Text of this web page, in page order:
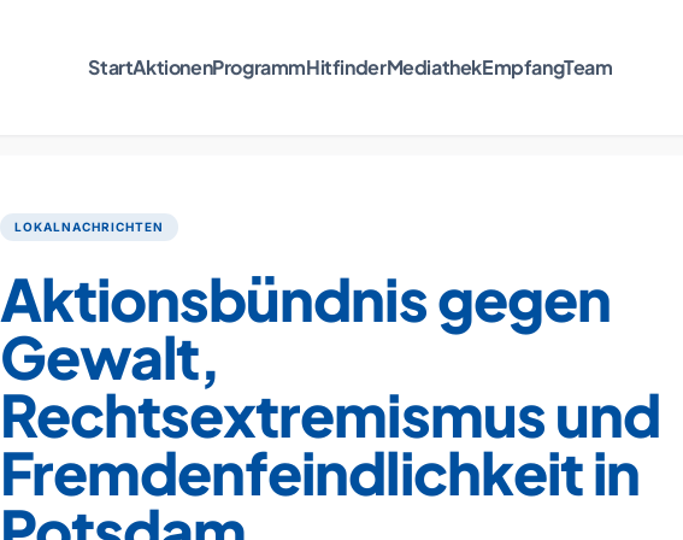
StartAktionenProgrammHitfinderMediathekEmpfangTeam
LOKALNACHRICHTEN
Aktionsbündnis gegen
Gewalt,
Rechtsextremismus und
Fremdenfeindlichkeit in